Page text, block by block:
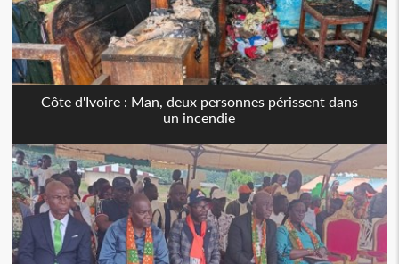
Côte d'Ivoire : Man, deux personnes périssent dans
un incendie